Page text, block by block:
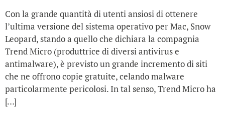
Con la grande quantità di utenti ansiosi di ottenere
l’ultima versione del sistema operativo per Mac, Snow
Leopard, stando a quello che dichiara la compagnia
Trend Micro (produttrice di diversi antivirus e
antimalware), è previsto un grande incremento di siti
che ne offrono copie gratuite, celando malware
particolarmente pericolosi. In tal senso, Trend Micro ha
[…]